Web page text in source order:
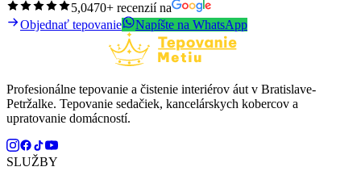
5,0470+ recenzií na
Objednať tepovanie
Napíšte na WhatsApp
Profesionálne tepovanie a čistenie interiérov áut v Bratislave-
Petržalke. Tepovanie sedačiek, kancelárskych kobercov a
upratovanie domácností.
SLUŽBY